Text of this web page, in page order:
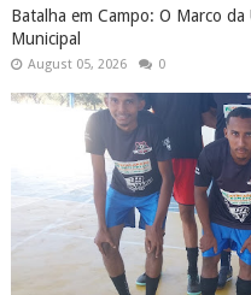
Batalha em Campo: O Marco
Municipal
August 05, 2026 0